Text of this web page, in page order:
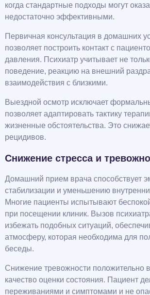
когда стандартные подходы могут
недостаточно эффективными.
Первичная консультация в домашних
позволяет построить контакт с
давления. Психиатр учитывает не
поведение, реакцию на внешний
взаимодействия с близкими.
Выездной осмотр исключает
позволяет адаптировать тактику
жизненные обстоятельства. Это
рецидивов.
Снижение стресса и
Домашний прием врача способствует
стабилизации и уменьшению
Многие пациенты испытывают
при посещении клиник. Вызов
избежать подобных ситуаций,
атмосферу, которая необходима для
беседы.
Снижение тревожности положительно
качество оценки состояния. Пациент
переживаниями и симптомами и не